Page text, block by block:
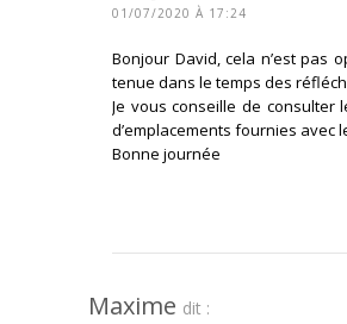
01/07/2020 À 17:24
Bonjour David, cela n’est pas
tenue dans le temps des
Je vous conseille de consulter
d’emplacements fournies avec
Bonne journée
Maxime dit :